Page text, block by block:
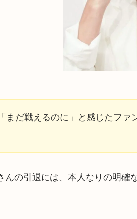
「まだ戦えるのに」と感じたファ
んの引退には、本人なりの明確